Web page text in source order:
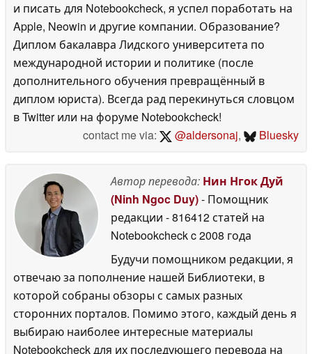
и писать для Notebookcheck, я успел поработать на
Apple, Neowin и другие компании. Образование?
Диплом бакалавра Лидского университета по
международной истории и политике (после
дополнительного обучения превращённый в
диплом юриста). Всегда рад перекинуться словцом
в Twitter или на форуме Notebookcheck!
contact me via:
@aldersonaj, Bluesky
Автор перевода: Нин Нгок Дуй
(Ninh Ngoc Duy)- Помощник
редакции - 816412 статей на
Notebookcheckc 2008 года
Будучи помощником редакции, я
отвечаю за пополнение нашей Библиотеки, в
которой собраны обзоры с самых разных
сторонних порталов. Помимо этого, каждый день я
выбираю наиболее интересные материалы
Notebookcheck для их последующего перевода на